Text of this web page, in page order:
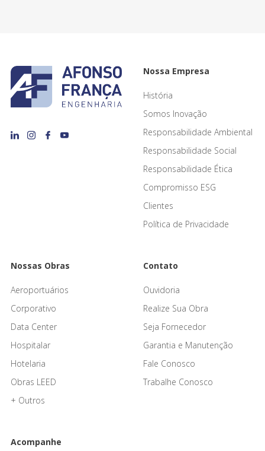
Nossa Empresa
História
Somos Inovação
Responsabilidade Ambiental
Responsabilidade Social
Responsabilidade Ética
Compromisso ESG
Clientes
Política de Privacidade
Nossas Obras
Aeroportuários
Corporativo
Data Center
Hospitalar
Hotelaria
Obras LEED
+ Outros
Contato
Ouvidoria
Realize Sua Obra
Seja Fornecedor
Garantia e Manutenção
Fale Conosco
Trabalhe Conosco
Acompanhe